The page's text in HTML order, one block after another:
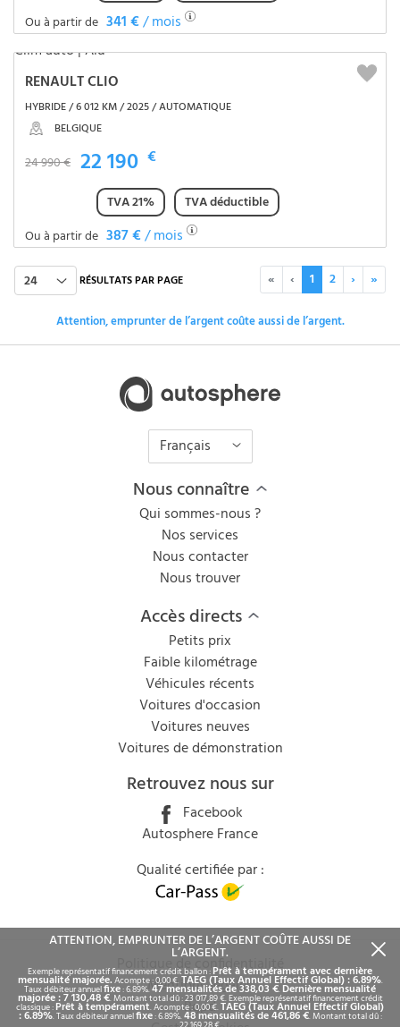
Ou à partir de 341 €/ mois
RENAULT CLIO
HYBRIDE / 6 012 KM / 2025 / AUTOMATIQUE
BELGIQUE
24 990 € 22 190 €
TVA 21%
TVA déductible
Ou à partir de 387 €/ mois
24 RÉSULTATS PAR PAGE « ‹ 1 2 › »
Attention, emprunter de l’argent coûte aussi de l’argent.
ATTENTION, EMPRUNTER DE L’ARGENT COÛTE AUSSI DE
L’ARGENT.
Exemple représentatif financement crédit ballon :Prêt à tempérament avec dernière
mensualité majorée.Acompte : 0,00 €.TAEG (Taux Annuel Effectif Global) : 6.89%.
Taux débiteur annuelfixe: 6.89%.47 mensualités de 338,03 €.Dernière mensualité
majorée : 7 130,48 €. Montant total dû : 23 017,89 €. Exemple représentatif financement crédit
classique :Prêt à tempérament. Acompte : 0,00 €.TAEG (Taux Annuel Effectif Global)
: 6.89%. Taux débiteur annuelfixe: 6.89%.48 mensualités de 461,86 €. Montant total dû :
Français
Nous connaître
Qui sommes-nous ?
Nos services
Nous contacter
Nous trouver
Accès directs
Petits prix
Faible kilométrage
Véhicules récents
Voitures d'occasion
Voitures neuves
Voitures de démonstration
Retrouvez nous sur
Facebook
Autosphere France
Qualité certifiée par :
Politique de confidentialité
Mentions légales
Rgpd